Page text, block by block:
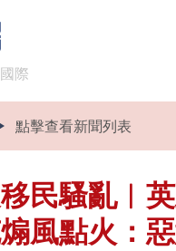
際
點擊查看新聞列表
民騷亂︱
風點火：